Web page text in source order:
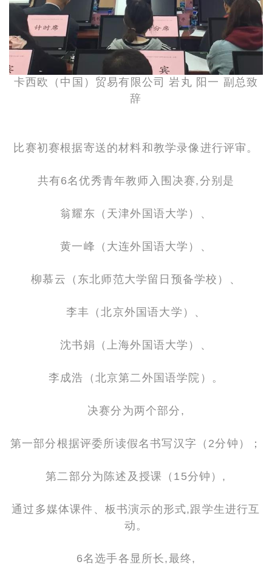
卡西欧（中国）贸易有限公司 岩丸 阳一 副总致
辞
比赛初赛根据寄送的材料和教学录像进行评审。
共有6名优秀青年教师入围决赛,分别是
翁耀东（天津外国语大学）、
黄一峰（大连外国语大学）、
柳慕云（东北师范大学留日预备学校）、
李丰（北京外国语大学）、
沈书娟（上海外国语大学）、
李成浩（北京第二外国语学院）。
决赛分为两个部分,
第一部分根据评委所读假名书写汉字（2分钟）；
第二部分为陈述及授课（15分钟）,
通过多媒体课件、板书演示的形式,跟学生进行互
动。
6名选手各显所长,最终,